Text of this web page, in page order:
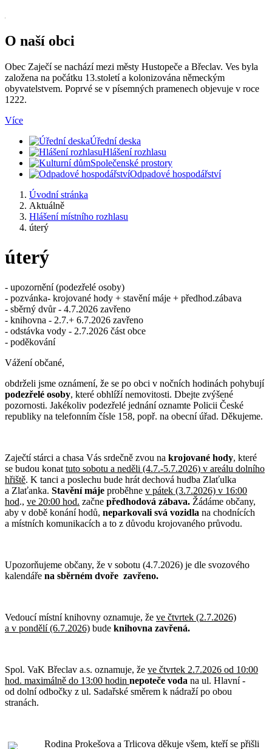
O naší obci
Obec Zaječí se nachází mezi městy Hustopeče a Břeclav. Ves byla
založena na počátku 13.století a kolonizována německým
obyvatelstvem. Poprvé se v písemných pramenech objevuje v roce
1222.
Více
Úřední deska
Hlášení rozhlasu
Společenské prostory
Odpadové hospodářství
Úvodní stránka
Aktuálně
Hlášení místního rozhlasu
úterý
úterý
- upozornění (podezřelé osoby)
- pozvánka- krojované hody + stavění máje + předhod.zábava
- sběrný dvůr - 4.7.2026 zavřeno
- knihovna - 2.7.+ 6.7.2026 zavřeno
- odstávka vody - 2.7.2026 část obce
- poděkování
Vážení občané,
obdrželi jsme oznámení, že se po obci v nočních hodinách pohybují
podezřelé osoby, které obhlíží nemovitosti. Dbejte zvýšené
pozornosti. Jakékoliv podezřelé jednání oznamte Policii České
republiky na telefonním čísle 158, popř. na obecní úřad. Děkujeme.
Zaječtí stárci a chasa Vás srdečně zvou na krojované hody, které
se budou konat tuto sobotu a neděli (4.7.-5.7.2026) v areálu dolního
hřiště. K tanci a poslechu bude hrát dechová hudba Zlaťulka
a Zlaťanka. Stavění máje proběhne v pátek (3.7.2026) v 16:00
hod., ve 20:00 hod. začne předhodová zábava. Žádáme občany,
aby v době konání hodů, neparkovali svá vozidla na chodnících
a místních komunikacích a to z důvodu krojovaného průvodu.
Upozorňujeme občany, že v sobotu (4.7.2026) je dle svozového
kalendáře na sběrném dvoře zavřeno.
Vedoucí místní knihovny oznamuje, že ve čtvrtek (2.7.2026)
a v pondělí (6.7.2026) bude knihovna zavřená.
Spol. VaK Břeclav a.s. oznamuje, že ve čtvrtek 2.7.2026 od 10:00
hod. maximálně do 13:00 hodin nepoteče voda na ul. Hlavní -
od dolní odbočky z ul. Sadařské směrem k nádraží po obou
stranách.
Rodina Prokešova a Trlicova děkuje všem, kteří se přišli